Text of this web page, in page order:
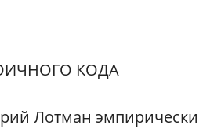
КОДА
Лотман эмпирически